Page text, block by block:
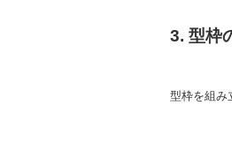
3. 型枠
型枠を組み